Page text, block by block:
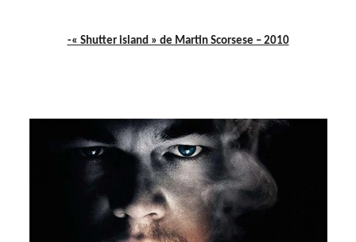
-« Shutter island » de Martin Scorsese – 2010